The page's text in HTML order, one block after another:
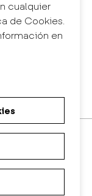
cualquier
de Cookies.
en